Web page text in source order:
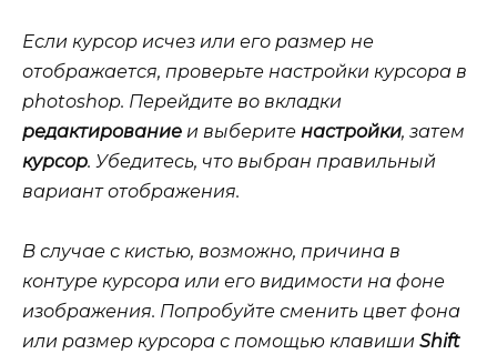
Если курсор исчез или его размер не
отображается, проверьте настройки курсора в
photoshop. Перейдите во вкладки
редактирование и выберите настройки, затем
курсор. Убедитесь, что выбран правильный
вариант отображения.
В случае с кистью, возможно, причина в
контуре курсора или его видимости на фоне
изображения. Попробуйте сменить цвет фона
или размер курсора с помощью клавиши Shift